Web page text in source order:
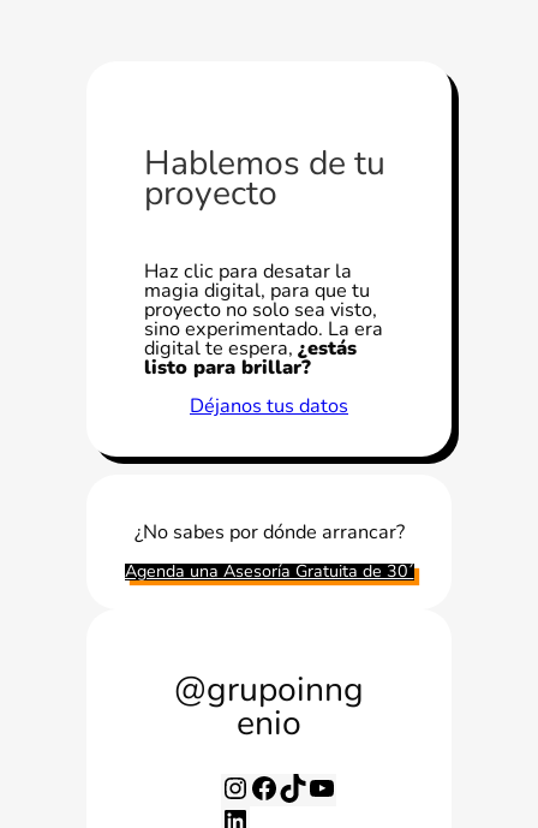
Hablemos de tu
proyecto
Haz clic para desatar la
magia digital, para que tu
proyecto no solo sea visto,
sino experimentado. La era
digital te espera,¿estás
listo para brillar?
Déjanos tus datos
¿No sabes por dónde arrancar?
Agenda una Asesoría Gratuita de 30´
@grupoinng
enio
I
n
F
a
T
i